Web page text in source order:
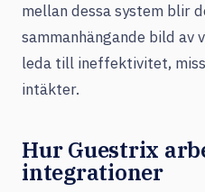
mellan dessa system blir
sammanhängande bild av
leda till ineffektivitet,
intäkter.
Hur Guestrix
integrationer